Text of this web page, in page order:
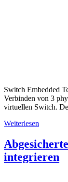
Switch Embedded
Verbinden von 3
virtuellen Switch.
Weiterlesen
integrieren